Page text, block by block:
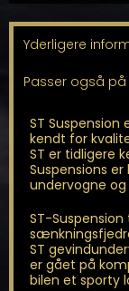
Yderligere
Passer også på
ST
kendt for
ST er tidligere
Suspensions
undervogne
ST-
ST
er gået på
bilen et sporty